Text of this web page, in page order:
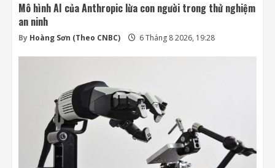
Mô hình AI của Anthropic lừa con người trong thử nghiệm
an ninh
By Hoàng Sơn (Theo CNBC) 6 Tháng 8 2026, 19:28